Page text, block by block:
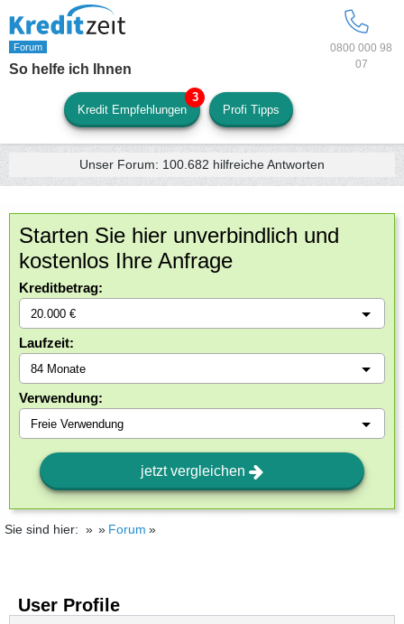
0800 000 98
07
So helfe ich Ihnen
Kredit Empfehlungen Profi Tipps
Unser Forum: 100.682 hilfreiche Antworten
Starten Sie hier unverbindlich und
kostenlos Ihre Anfrage
Kreditbetrag:
Laufzeit:
Verwendung:
jetzt vergleichen
Sie sind hier: Forum
User Profile